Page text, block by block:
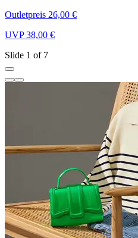
Outletpreis 26,00 €
UVP 38,00 €
Slide 1 of 7